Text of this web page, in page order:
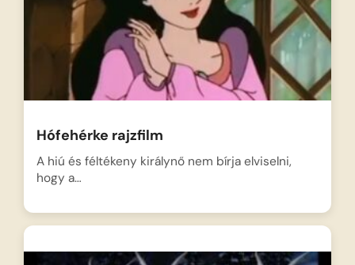
Hófehérke rajzfilm
A hiú és féltékeny királynő nem bírja elviselni,
hogy a…